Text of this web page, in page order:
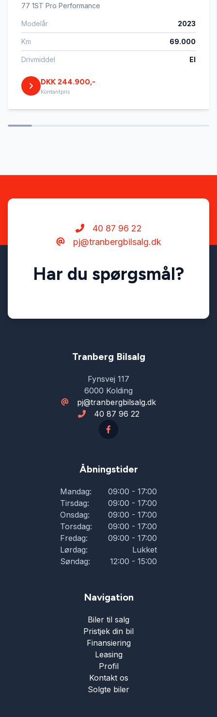
77 1ST Pro Performance
Modelår 2023
Km 69.000
Drivmiddel El
DKK 244.900,-
Kontantpris
40 87 96 22
pj@tranbergbilsalg.dk
Har du spørgsmål?
Tranberg Bilsalg
Fynsvej 117
6000 Kolding
pj@tranbergbilsalg.dk
40 87 96 22
Åbningstider
Mandag:
09:00 - 17:00
Tirsdag:
09:00 - 17:00
Onsdag:
09:00 - 17:00
Torsdag:
09:00 - 17:00
Fredag:
09:00 - 17:00
Lørdag:
Lukket
Søndag:
12:00 - 15:00
Navigation
Biler til salg
Pristjek din bil
Finansiering
Leasing
Profil
Kontakt os
Solgte biler